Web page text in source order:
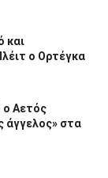
και
ο Ορτέγκα
ο Αετός
άγγελος» στα